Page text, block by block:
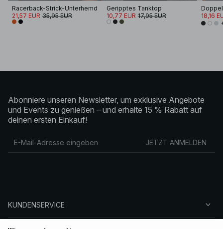
Racerback-Strick-Unterhemd
21,57 EUR 35,95 EUR
Geripptes Tanktop
10,77 EUR 17,95 EUR
18,16
Abonniere unseren Newsletter, um exklusive Angebote
und Events zu genießen – und erhalte 15 % Rabatt auf
deinen ersten Einkauf!
JETZT ANMELDEN
KUNDENSERVICE